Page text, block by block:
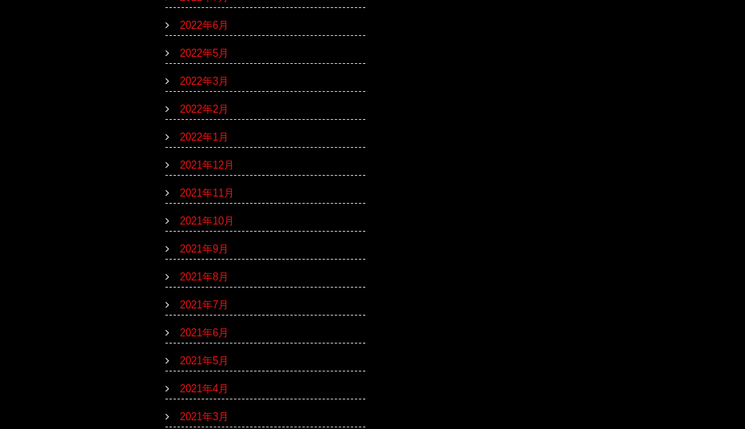
2022年6月
2022年5月
2022年3月
2022年2月
2022年1月
2021年12月
2021年11月
2021年10月
2021年9月
2021年8月
2021年7月
2021年6月
2021年5月
2021年4月
2021年3月